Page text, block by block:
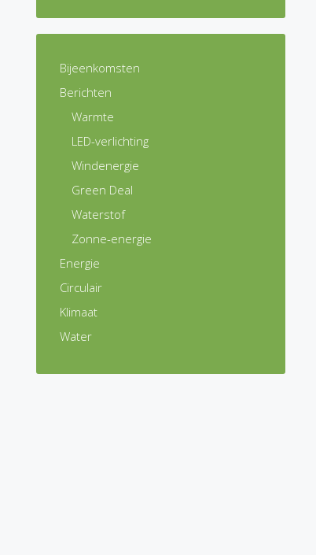
Bijeenkomsten
Berichten
Warmte
LED-verlichting
Windenergie
Green Deal
Waterstof
Zonne-energie
Energie
Circulair
Klimaat
Water